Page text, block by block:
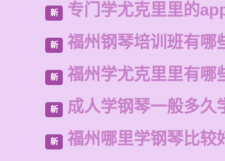
新 专门学尤克里里的
新 福州钢琴培训班有哪
新 福州学尤克里里有哪
新 成人学钢琴一般多久
新 福州哪里学钢琴比较